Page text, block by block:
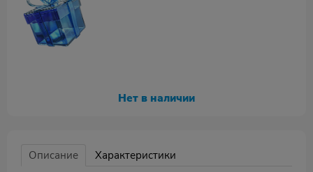
Нет в наличии
Описание
Характеристики